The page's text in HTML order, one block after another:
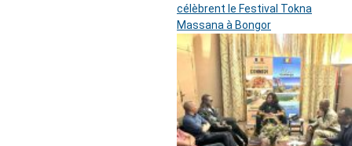
célèbrent le Festival Tokna
Massana à Bongor